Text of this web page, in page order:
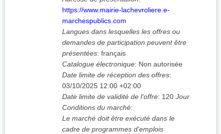
https://www.mairie-lachevroliere.e-
marchespublics.com
Langues dans lesquelles les offres ou
demandes de participation peuvent être
présentées: français
Catalogue électronique: Non autorisée
Date limite de réception des offres:
03/10/2025 12:00 +02:00
Date limite de validité de l'offre: 120 Jour
Conditions du marché:
Le marché doit être exécuté dans le
cadre de programmes d'emplois